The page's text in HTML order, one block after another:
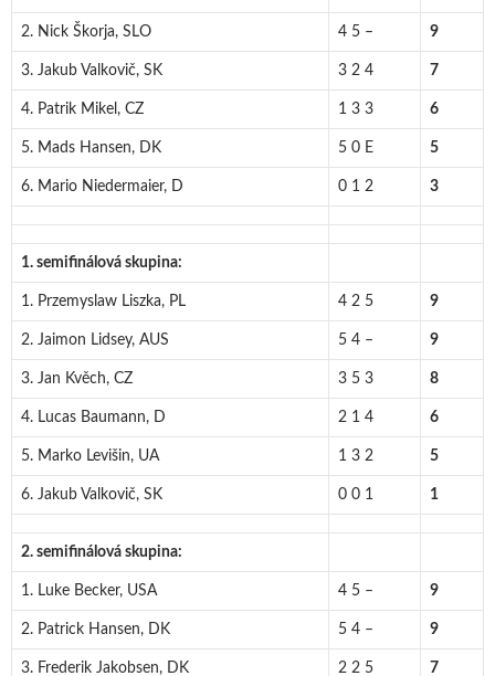
2. Nick Škorja, SLO 4 5 – 9
3. Jakub Valkovič, SK 3 2 4 7
4. Patrik Mikel, CZ 1 3 3 6
5. Mads Hansen, DK 5 0 E 5
6. Mario Niedermaier, D 0 1 2 3
1. semifinálová skupina:
1. Przemyslaw Liszka, PL 4 2 5 9
2. Jaimon Lidsey, AUS 5 4 – 9
3. Jan Kvěch, CZ 3 5 3 8
4. Lucas Baumann, D 2 1 4 6
5. Marko Levišin, UA 1 3 2 5
6. Jakub Valkovič, SK 0 0 1 1
2. semifinálová skupina:
1. Luke Becker, USA 4 5 – 9
2. Patrick Hansen, DK 5 4 – 9
3. Frederik Jakobsen, DK 2 2 5 7